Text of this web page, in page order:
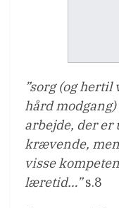
”sorg (og
hård
arbejde, der
krævende,
visse
læretid…”s.8